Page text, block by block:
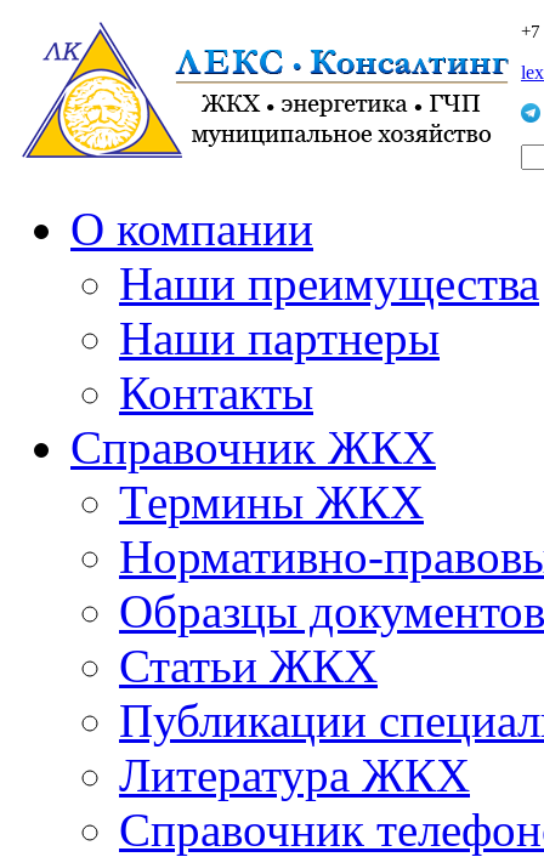
О компании
Наши преимущества
Наши партнеры
Контакты
Справочник ЖКХ
Термины ЖКХ
Нормативно-
Образцы документов
Статьи ЖКХ
Публикации
Литература ЖКХ
Справочник